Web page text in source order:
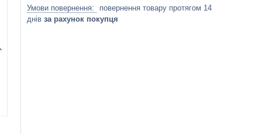
повернення товару протягом 14
днів за рахунок покупця